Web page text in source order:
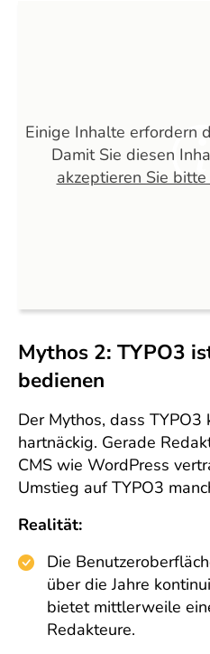
Einige Inhalte erfordern
Damit Sie diesen
akzeptieren Sie
Mythos 2: TYPO3
bedienen
Der Mythos, dass
hartnäckig. Gerade
CMS wie WordPress
Umstieg auf TYPO3
Realität:
Die
über die Jahre
bietet mittlerweile
Redakteure.